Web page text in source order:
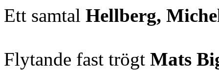
Ett samtal Hellberg,
Flytande fast trögt Mats